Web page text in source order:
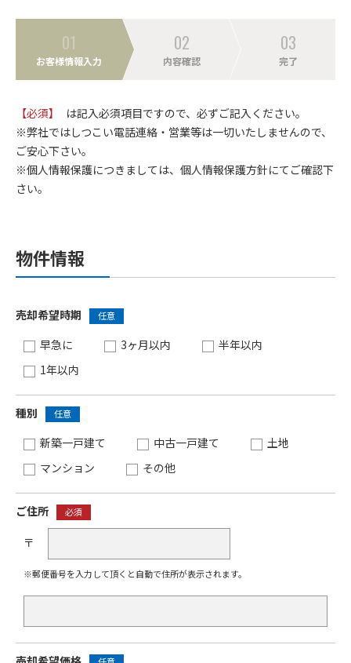
01
お客様情報入力
02
内容確認
03
完了
【必須】
は記入必須項目ですので、必ずご記入ください。
※弊社ではしつこい電話連絡・営業等は一切いたしませんので、
ご安心下さい。
※個人情報保護につきましては、個人情報保護方針にてご確認下
さい。
物件情報
売却希望時期 任意
早急に 3ヶ月以内
半年以内
1年以内
種別 任意
新築一戸建て 中古一戸建て
土地
マンション
その他
ご住所 必須
〒
※郵便番号を入力して頂くと自動で住所が表示されます。